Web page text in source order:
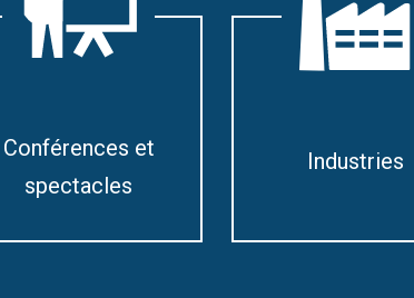
Conférences et
spectacles
Industries